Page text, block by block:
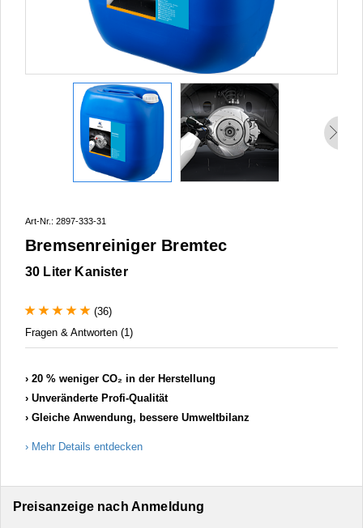
Art-Nr.: 2897-333-31
Bremsenreiniger Bremtec
30 Liter Kanister
(36)
Fragen & Antworten (1)
20 % weniger CO₂ in der Herstellung
Unveränderte Profi-Qualität
Gleiche Anwendung, bessere Umweltbilanz
Mehr Details entdecken
Preisanzeige nach Anmeldung